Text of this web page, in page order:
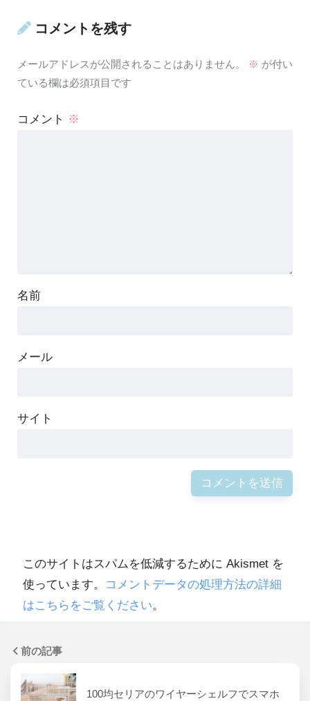
コメントを残す
メールアドレスが公開されることはありません。 ※ が付い
ている欄は必須項目です
コメント ※
名前
メール
サイト
このサイトはスパムを低減するために Akismet を
使っています。 コメントデータの処理方法の詳細
はこちらをご覧ください。
前の記事
100均セリアのワイヤーシェルフでスマホ